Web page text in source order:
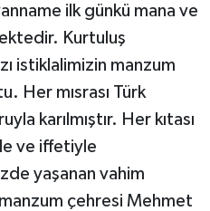
ilk günkü mana ve
Kurtuluş
istiklalimizin manzum
Her mısrası Türk
karılmıştır. Her kıtası
ve iffetiyle
yaşanan vahim
çehresi Mehmet